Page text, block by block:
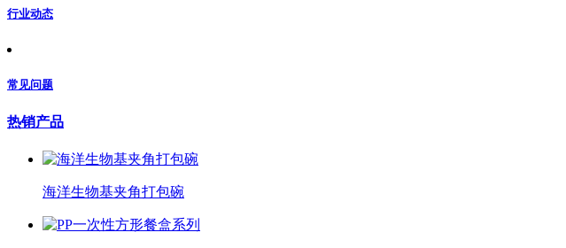
行业动态
常见问题
热销产品
海洋生物基夹角打包碗